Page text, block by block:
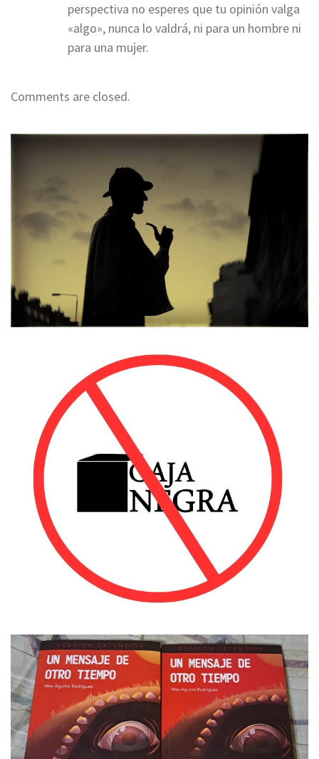
perspectiva no esperes que tu opinión valga
«algo», nunca lo valdrá, ni para un hombre ni
para una mujer.
Comments are closed.